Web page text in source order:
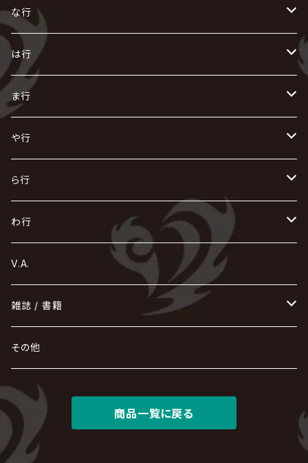
AKIHIDE
ACME / アクメ
Azavana
Acid Black Cherry
アリス九號. / ALICE NINE. / A9
有村竜太朗
exist†trace
生熊耕治
Initial'L
色々な十字架
168 / 葵-168-
VIRGE / ヴァージュ
Waive
Versailles
え
ACE OF SPADES
X JAPAN
お
AURORIZE
OFIAM
Kαin
GACKT
the GazettE
GOTCHAROCKA
cali≠gari
河村隆一
KISAKI
キズ
KIRITO / キリト
己龍
く
Crack6
グラビティ
黒夢
け
[ kei ] / 圭
仮病
こ
GOATBED
ゴールデンボンバー
ザアザア
The THIRTEEN
Psycho le Cému
XANVALA
し
Zeke Deux
Z CLEAR
ジグソウ
シド
JAKIGAN MEISTER
Chanty
す
Z CLEAR
超ジャシー
SPLENDID GOD GIRAFFE
SLAPSLY / CHIYU
せ
ゼラ
零[Hz]
そ
SOPHIA
ZOMBIE / ぞんび
た
DASEIN
DAIGO
逹瑯
DAVID / SUI / 縁
DARRELL
ち
CHAQLA.
つ
て
D
DIAURA
DEXCORE
TAKE NO BREAK
と
東京花嫁
Tourbillon
Dolly
TЯicKY
な行
な
NIGHTMARE
NAZARE
に
NiEL
NICOLAS
ぬ
nurié
ね
NETH PRIERE CAIN
NEVERLAND
の
NoGoD
NOCTURNAL BLOODLUST
は行
は
heidi.
H.U.G
薔薇の宮殿
BAROQUE
ひ
HERO
美炎-BIEN-
HIDE-ZOU
ビバラッシュ
ふ
Far East Dizain
Fatüm
Plastic Tree
Frantic EMIRY
へ
BabyKingdom
THE BEETHOVEN
HELLBROTH / ヘルブロス
The Benjamin
ほ
POIDOL
HOLLOWGRAM
ま行
ま
THE MICRO HEAD 4N'S
MAO / マオ from SID
マツタケワークス
摩天楼オペラ
み
未完成アリス
ミスイ
美良政次
MIRAGE
む
MUCC / ムック
め
メトロノーム
MERRY / メリー
も
THE MORTAL
MORRIE
最上川司
や行
や
ヤミテラ / 外道反逆者ヤミテラ
ゆ
YUKIYA / 藤田幸也
ユナイト
よ
ら行
ら
rice
Rides In ReVellion
La'veil MizeriA
LAB.THE BASEMENT / ラボ ザ ベヰスメント
り
Leetspeak monsters
Ricky
RENAME
LIBRAVEL / リブラヴェル
る
Ruiza
LUNA SEA
れ
0.1gの誤算
the Raid.
ろ
わ行
わ
wyse
我が為
V.A.
雑誌 / 書籍
hévn
ROCK AND READ
その他
商品一覧に戻る